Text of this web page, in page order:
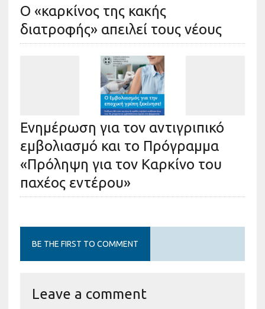
Ο «καρκίνος της κακής
διατροφής» απειλεί τους νέους
Ενημέρωση για τον αντιγριπικό
εμβολιασμό και το Πρόγραμμα
«Πρόληψη για τον Καρκίνο του
παχέος εντέρου»
BE THE FIRST TO COMMENT
Leave a comment